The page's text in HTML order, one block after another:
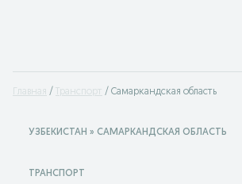
Главная Транспорт Самаркандская область
УЗБЕКИСТАН » САМАРКАНДСКАЯ ОБЛАСТЬ
ТРАНСПОРТ